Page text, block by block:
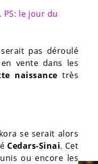
le jour du
pas déroulé
vente dans les
naissance très
se serait alors
Cedars-Sinai. Cet
ou encore les